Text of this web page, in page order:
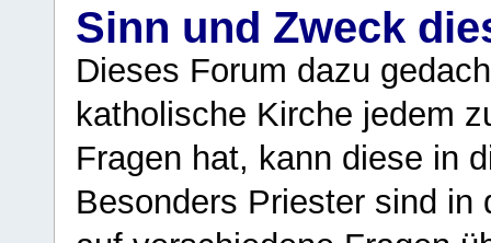
Sinn und Zweck
Dieses Forum dazu
katholische Kirche jedem
Fragen hat, kann diese in
Besonders Priester sind in